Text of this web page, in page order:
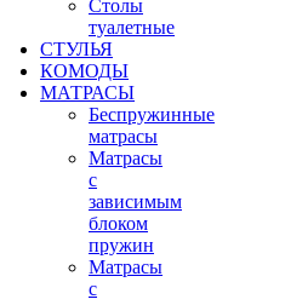
Столы
туалетные
СТУЛЬЯ
КОМОДЫ
МАТРАСЫ
Беспружинные
матрасы
Матрасы
с
зависимым
блоком
пружин
Матрасы
с